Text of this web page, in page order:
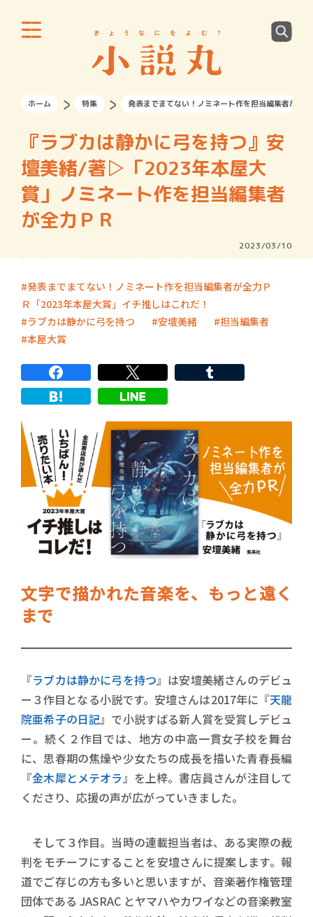
ホーム 特集 発表までまてない！ノミネート作を担当編集者が全
『ラブカは静かに弓を持つ』安
壇美緒/著▷「2023年本屋大
賞」ノミネート作を担当編集者
が全力ＰＲ
2023/03/10
発表までまてない！ノミネート作を担当編集者が全力Ｐ
Ｒ「2023年本屋大賞」イチ推しはこれだ！
ラブカは静かに弓を持つ
安壇美緒
担当編集者
本屋大賞
文字で描かれた音楽を、もっと遠く
まで
『ラブカは静かに弓を持つ』は安壇美緒さんのデビュ
ー３作目となる小説です。安壇さんは2017年に『天龍
院亜希子の日記』で小説すばる新人賞を受賞しデビュ
ー。続く２作目では、地方の中高一貫女子校を舞台
に、思春期の焦燥や少女たちの成長を描いた青春長編
『金木犀とメテオラ』を上梓。書店員さんが注目して
くださり、応援の声が広がっていきました。
そして３作目。当時の連載担当者は、ある実際の裁
判をモチーフにすることを安壇さんに提案します。報
道でご存じの方も多いと思いますが、音楽著作権管理
団体である JASRAC とヤマハやカワイなどの音楽教室